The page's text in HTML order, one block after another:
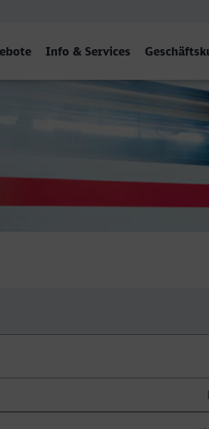
Info & Services
Hbf